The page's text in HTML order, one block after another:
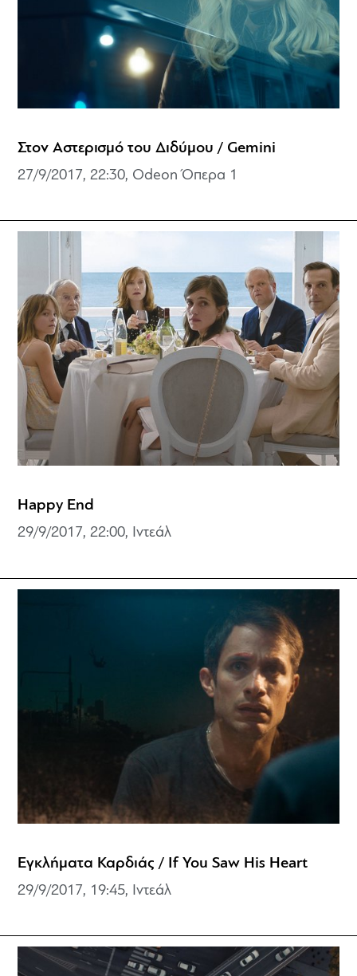
Στον Αστερισμό του Διδύμου / Gemini
27/9/2017, 22:30, Odeon Όπερα 1
Happy End
29/9/2017, 22:00, Ιντεάλ
Εγκλήματα Καρδιάς / If You Saw His Heart
29/9/2017, 19:45, Ιντεάλ